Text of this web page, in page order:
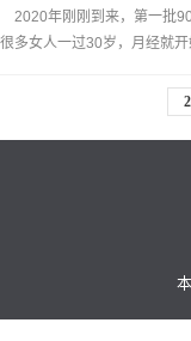
2020年刚刚到来，第一批
很多女人一过30岁，月经就开